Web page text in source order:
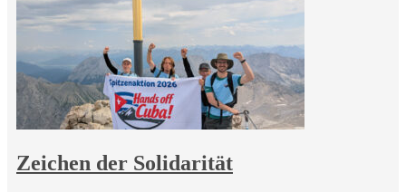
Zeichen der Solidarität